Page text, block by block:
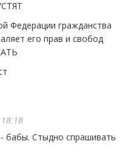
Федерации гражданства
его прав и свобод